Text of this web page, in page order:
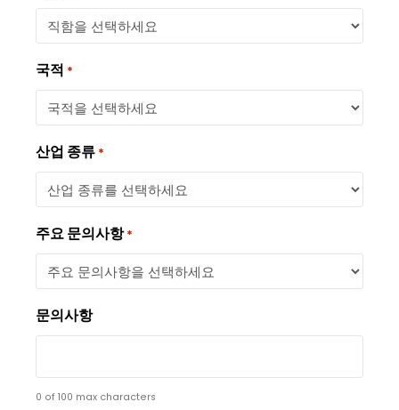
국적 *
산업 종류 *
주요 문의사항 *
문의사항
0 of 100 max characters